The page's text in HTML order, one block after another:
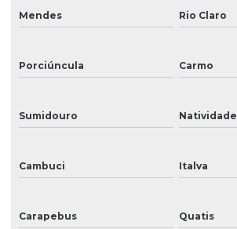
Sinalização de acessibilidade
Sinalização externa
Sinalização interna para hospitais
Sinalização visual
Mendes Rio Claro
Porciúncula Carmo
Sumidouro Natividade
Cambuci Italva
Carapebus Quatis